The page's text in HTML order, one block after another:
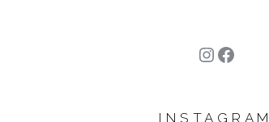
Instagram
INSTAGRAM